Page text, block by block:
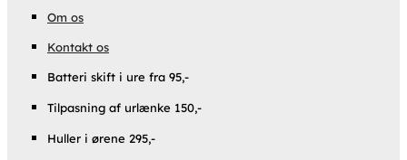
Om os
Kontakt os
Batteri skift i ure fra 95,-
Tilpasning af urlænke 150,-
Huller i ørene 295,-